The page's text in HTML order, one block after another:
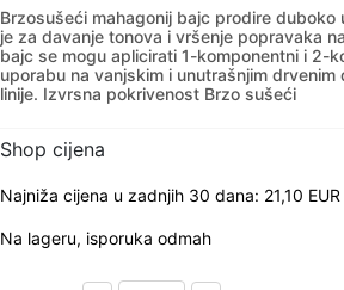
Brzosušeći mahagonij bajc prodire
je za davanje tonova i vršenje popravaka
bajc se mogu aplicirati 1-komponentni i 2-
uporabu na vanjskim i unutrašnjim
linije. Izvrsna pokrivenost Brzo sušeći
Shop cijena
Najniža cijena u zadnjih 30 dana: 21,10 EUR
Na lageru, isporuka odmah